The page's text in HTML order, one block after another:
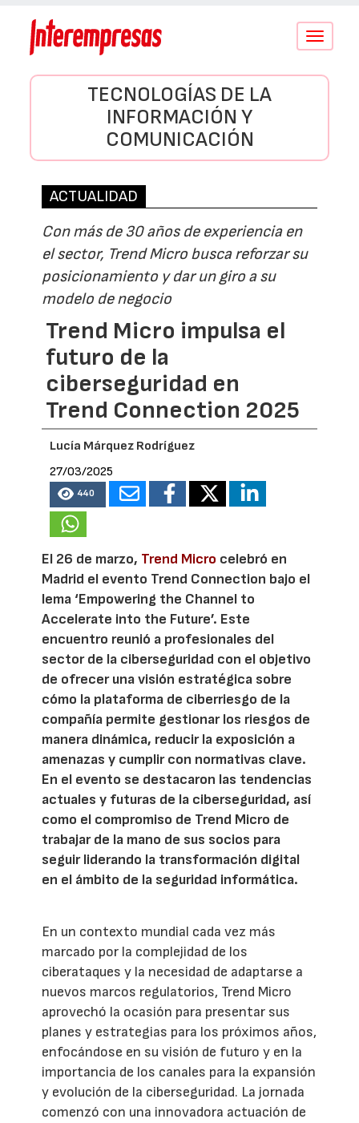
Conmutar
TECNOLOGÍAS DE LA
INFORMACIÓN Y
COMUNICACIÓN
ACTUALIDAD
Con más de 30 años de experiencia en
el sector, Trend Micro busca reforzar su
posicionamiento y dar un giro a su
modelo de negocio
Trend Micro impulsa el
futuro de la
ciberseguridad en
Trend Connection 2025
Lucía Márquez Rodríguez
27/03/2025
440
El 26 de marzo, Trend Micro celebró en
Madrid el evento Trend Connection bajo el
lema ‘Empowering the Channel to
Accelerate into the Future’. Este
encuentro reunió a profesionales del
sector de la ciberseguridad con el objetivo
de ofrecer una visión estratégica sobre
cómo la plataforma de ciberriesgo de la
compañía permite gestionar los riesgos de
manera dinámica, reducir la exposición a
amenazas y cumplir con normativas clave.
En el evento se destacaron las tendencias
actuales y futuras de la ciberseguridad, así
como el compromiso de Trend Micro de
trabajar de la mano de sus socios para
seguir liderando la transformación digital
en el ámbito de la seguridad informática.
En un contexto mundial cada vez más
marcado por la complejidad de los
ciberataques y la necesidad de adaptarse a
nuevos marcos regulatorios, Trend Micro
aprovechó la ocasión para presentar sus
planes y estrategias para los próximos años,
enfocándose en su visión de futuro y en la
importancia de los canales para la expansión
y evolución de la ciberseguridad. La jornada
comenzó con una innovadora actuación de